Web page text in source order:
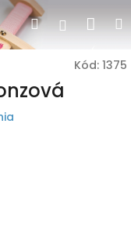
Hľadať
Kód: 1375